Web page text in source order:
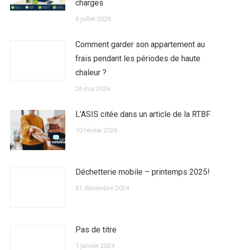
charges
6 juillet 2026
Comment garder son appartement au
frais pendant les périodes de haute
chaleur ?
26 mai 2026
L’ASIS citée dans un article de la RTBF
10 février 2026
Déchetterie mobile – printemps 2025!
31 décembre 2024
Pas de titre
1 janvier 2024